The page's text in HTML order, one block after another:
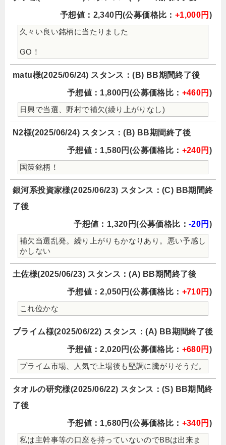
予想値：2,340円(公募価格比： +1,000円 )
久々い良い銘柄に当たりました
GO！
matu様(2025/06/24) スタンス：(B) BB期間終了後
予想値：1,800円(公募価格比： +460円 )
日興で当選、野村で補欠(繰り上がりなし)
N2様(2025/06/24) スタンス：(B) BB期間終了後
予想値：1,580円(公募価格比： +240円 )
国策銘柄！
銀河系投資家様(2025/06/23) スタンス：(C) BB期間終
了後
予想値：1,320円(公募価格比： -20円 )
補欠当選乱発。繰り上がりもかなりあり。悪い予感し
かしない
土佐様(2025/06/23) スタンス：(A) BB期間終了後
予想値：2,050円(公募価格比： +710円 )
これ位かな
プライム様(2025/06/22) スタンス：(A) BB期間終了後
予想値：2,020円(公募価格比： +680円 )
プライム市場、人気で上場後も堅調に騰がりそうだ。
タオルの研究様(2025/06/22) スタンス：(S) BB期間終
了後
予想値：1,680円(公募価格比： +340円 )
私は主幹事等の口座を持っていないのでBBは出来ま